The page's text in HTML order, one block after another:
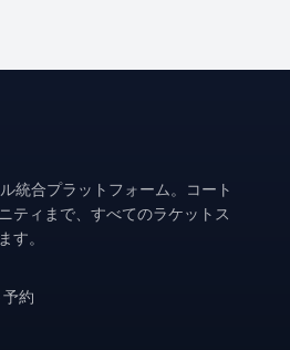
統合プラットフォーム。コート
ティまで、すべてのラケットス
す。
約